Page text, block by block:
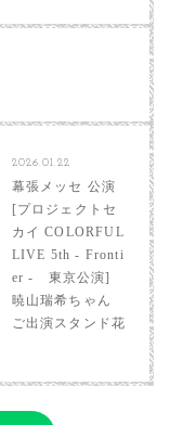
2026.01.22
幕張メッセ 公演
[プロジェクトセ
カイ COLORFUL
LIVE 5th - Fronti
er - 東京公演]
暁山瑞希ちゃん
ご出演スタンド花